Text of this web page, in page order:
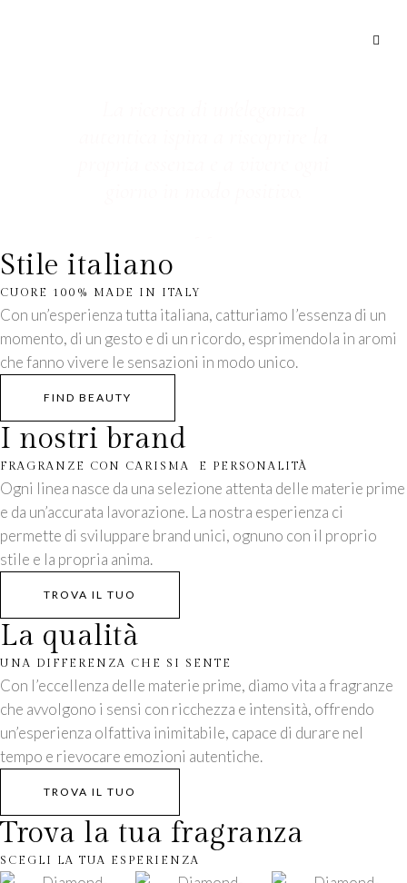
Stile italiano
CUORE 100% MADE IN ITALY
Con un’esperienza tutta italiana, catturiamo l’essenza di un
momento, di un gesto e di un ricordo, esprimendola in aromi
che fanno vivere le sensazioni in modo unico.
FIND BEAUTY
I nostri brand
FRAGRANZE CON CARISMA E PERSONALITÀ
Ogni linea nasce da una selezione attenta delle materie prime
e da un’accurata lavorazione. La nostra esperienza ci
permette di sviluppare brand unici, ognuno con il proprio
stile e la propria anima.
TROVA IL TUO
La qualità
UNA DIFFERENZA CHE SI SENTE
Con l’eccellenza delle materie prime, diamo vita a fragranze
che avvolgono i sensi con ricchezza e intensità, offrendo
un’esperienza olfattiva inimitabile, capace di durare nel
tempo e rievocare emozioni autentiche.
TROVA IL TUO
Trova la tua fragranza
SCEGLI LA TUA ESPERIENZA